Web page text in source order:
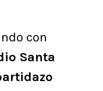
con
Santa